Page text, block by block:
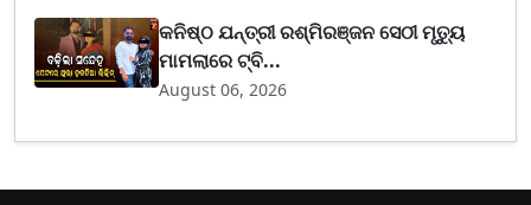
କନିଷ୍ଠ ଯନ୍ତ୍ରୀ ରଶ୍ମିରଞ୍ଜନ ସେଠୀ ମୃତ୍ୟୁ
ମାମଲାରେ ଟ୍ବି...
August 06, 2026